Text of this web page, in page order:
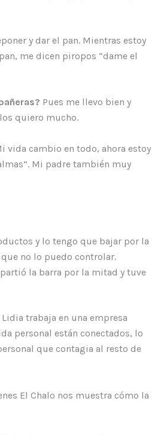
y dar el pan. Mientras estoy
me dicen piropos “dame el
Pues me llevo bien y
quiero mucho.
vida cambio en todo, ahora estoy
Mi padre también muy
y lo tengo que bajar por la
no lo puedo controlar.
la barra por la mitad y tuve
trabaja en una empresa
personal están conectados, lo
que contagia al resto de
El Chalo nos muestra cómo la